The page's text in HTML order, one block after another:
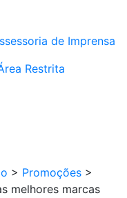
de Imprensa
Restrita
> Promoções >
melhores marcas